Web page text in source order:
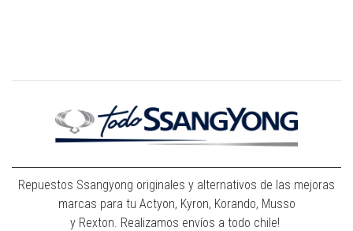
Repuestos Ssangyong originales y alternativos de las mejoras
marcas para tu Actyon, Kyron, Korando, Musso
y Rexton. Realizamos envíos a todo chile!